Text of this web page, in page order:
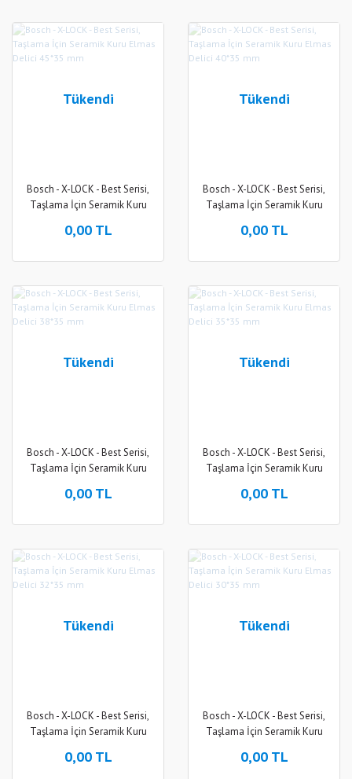
Tükendi
Bosch - X-LOCK - Best Serisi,
Taşlama İçin Seramik Kuru
0,00 TL
Tükendi
Bosch - X-LOCK - Best Serisi,
Taşlama İçin Seramik Kuru
0,00 TL
Tükendi
Bosch - X-LOCK - Best Serisi,
Taşlama İçin Seramik Kuru
0,00 TL
Tükendi
Bosch - X-LOCK - Best Serisi,
Taşlama İçin Seramik Kuru
0,00 TL
Tükendi
Bosch - X-LOCK - Best Serisi,
Taşlama İçin Seramik Kuru
0,00 TL
Tükendi
Bosch - X-LOCK - Best Serisi,
Taşlama İçin Seramik Kuru
0,00 TL